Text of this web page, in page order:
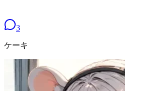
3
ケーキ